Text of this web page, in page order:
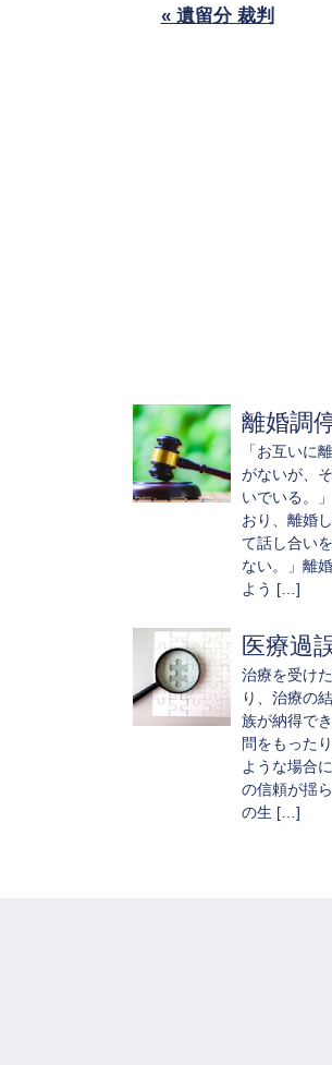
« 遺留分 裁判
離婚調
「お互いに
がないが、
いでいる。
おり、離婚
て話し合い
ない。」離
よう […]
医療過
治療を受け
り、治療の
族が納得で
問をもった
ような場合
の信頼が揺
の生 […]